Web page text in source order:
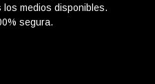
los medios disponibles.
segura.